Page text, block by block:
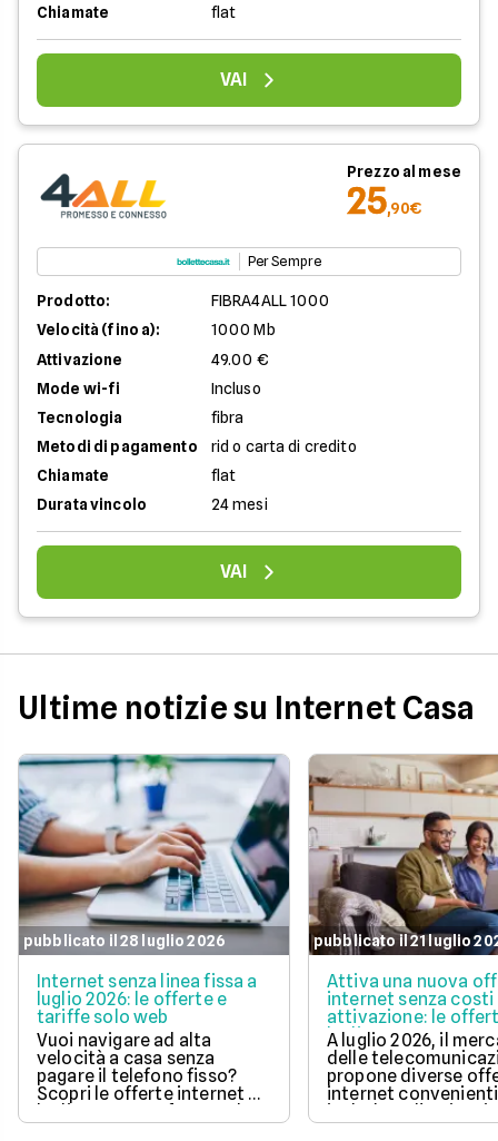
Chiamate
flat
VAI
Prezzo al mese
25,90€
Per Sempre
Prodotto:
FIBRA4ALL 1000
Velocità (fino a):
1000 Mb
Attivazione
49.00 €
Mode wi-fi
Incluso
Tecnologia
fibra
Metodi di pagamento
rid o carta di credito
Chiamate
flat
Durata vincolo
24 mesi
VAI
Ultime notizie su Internet Casa
pubblicato il 28 luglio 2026
Internet senza linea fissa a
luglio 2026: le offerte e
tariffe solo web
Vuoi navigare ad alta
velocità a casa senza
pagare il telefono fisso?
Scopri le offerte internet di
luglio 2026, confrontando
prezzi, velocità e costi di
pubblicato il 21 luglio
Attiva una nuova
internet senza costi
attivazione: le
luglio 2026
A luglio 2026, il
delle
propone diverse
internet
includono
gratuita.